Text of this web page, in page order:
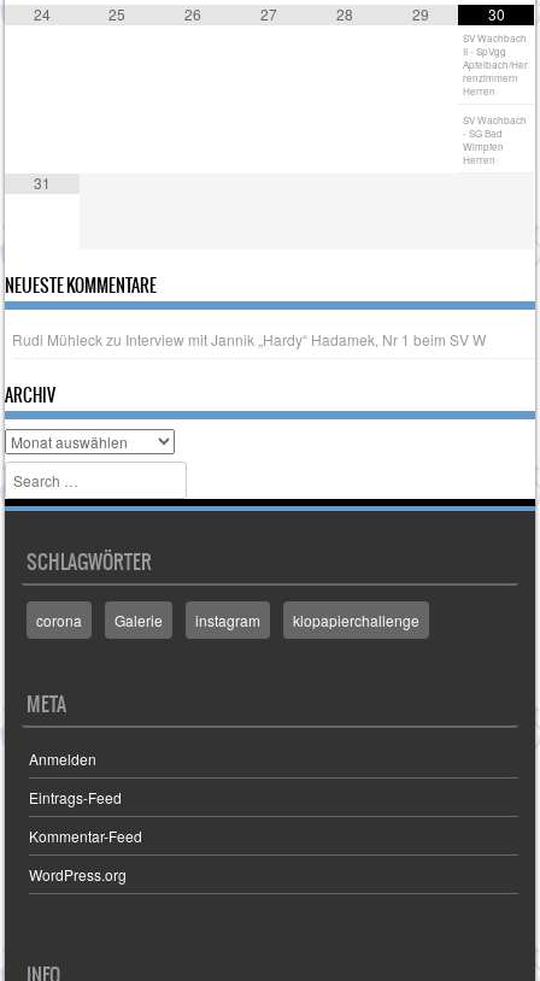
24 25 26 27 28 29 30
SV Wachbach
II - SpVgg
Apfelbach/Her
renzimmern
Herren
SV Wachbach
- SG Bad
Wimpfen
Herren
31
NEUESTE KOMMENTARE
Rudi Mühleck zu Interview mit Jannik „Hardy“ Hadamek, Nr 1 beim SV W
ARCHIV
Archiv
Search
SCHLAGWÖRTER
corona Galerie instagram klopapierchallenge
META
Anmelden
Eintrags-Feed
Kommentar-Feed
WordPress.org
INFO